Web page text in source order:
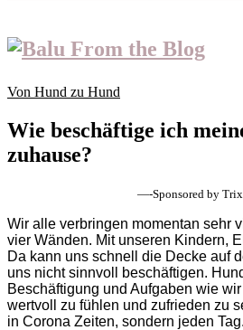
Von Hund zu Hund
Wie beschäftige ich
zuhause?
—-Sponsored by
Wir alle verbringen momentan sehr
vier Wänden. Mit unseren Kindern,
Da kann uns schnell die Decke auf
uns nicht sinnvoll beschäftigen.
Beschäftigung und Aufgaben wie
wertvoll zu fühlen und zufrieden zu
in Corona Zeiten, sondern jeden Tag.